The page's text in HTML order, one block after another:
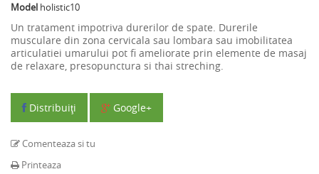
Model holistic10
Un tratament impotriva durerilor de spate. Durerile
musculare din zona cervicala sau lombara sau imobilitatea
articulatiei umarului pot fi ameliorate prin elemente de masaj
de relaxare, presopunctura si thai streching.
Distribuiţi Google+
Comenteaza si tu
Printeaza